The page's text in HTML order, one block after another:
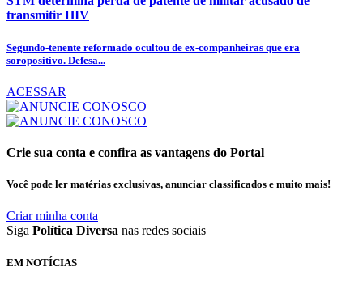
transmitir HIV
Segundo-tenente reformado ocultou de ex-companheiras que era
soropositivo. Defesa...
ACESSAR
Crie sua conta e confira as vantagens do Portal
Você pode ler matérias exclusivas, anunciar classificados e muito mais!
Criar minha conta
Siga Política Diversa nas redes sociais
EM NOTÍCIAS